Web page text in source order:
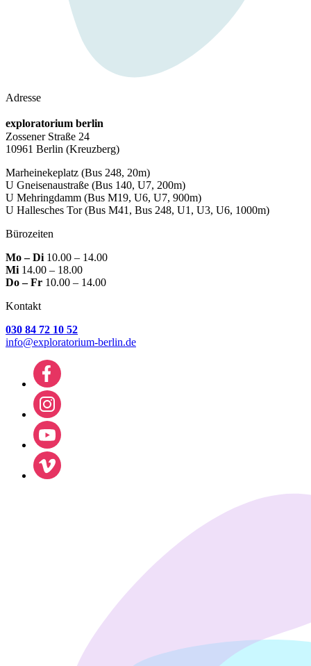
Adresse
exploratorium berlin
Zossener Straße 24
10961 Berlin (Kreuzberg)
Marheinekeplatz (Bus 248, 20m)
U Gneisenaustraße (Bus 140, U7, 200m)
U Mehringdamm (Bus M19, U6, U7, 900m)
U Hallesches Tor(Bus M41, Bus 248, U1, U3, U6, 1000m)
Bürozeiten
Mo – Di 10.00 – 14.00
Mi 14.00 – 18.00
Do – Fr 10.00 – 14.00
Kontakt
030 84 72 10 52
info@exploratorium-berlin.de